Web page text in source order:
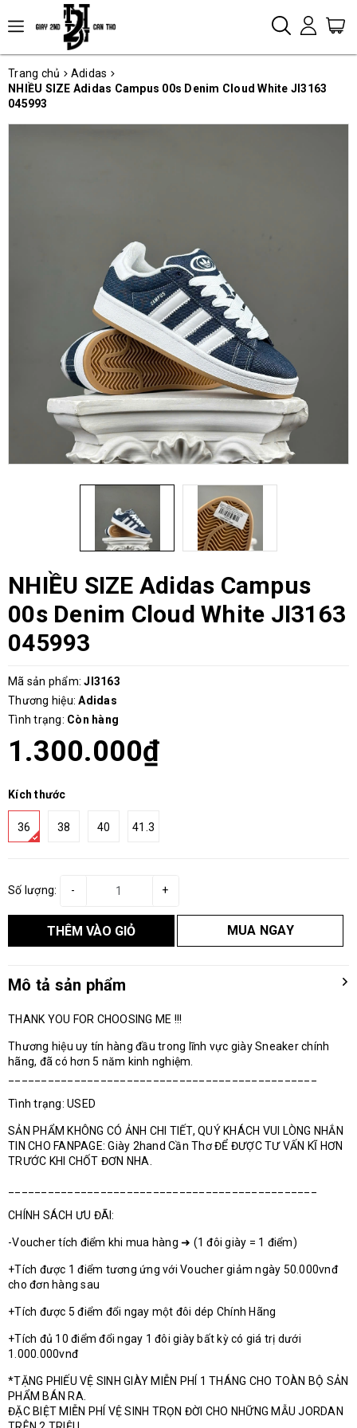
Trang chủ
Adidas
NHIỀU SIZE Adidas Campus 00s Denim Cloud White JI3163
045993
NHIỀU SIZE Adidas Campus
00s Denim Cloud White JI3163
045993
Mã sản phẩm: JI3163
Thương hiệu: Adidas
Tình trạng: Còn hàng
1.300.000₫
Kích thước
36 38 40 41.3
Số lượng: +
-
THÊM VÀO GIỎ MUA NGAY
Mô tả sản phẩm
THANK YOU FOR CHOOSING ME !!!
Thương hiệu uy tín hàng đầu trong lĩnh vực giày Sneaker chính
hãng, đã có hơn 5 năm kinh nghiệm.
Tình trạng: USED
SẢN PHẨM KHÔNG CÓ ẢNH CHI TIẾT, QUÝ KHÁCH VUI LÒNG NHẮN
TIN CHO FANPAGE: Giày 2hand Cần Thơ ĐỂ ĐƯỢC TƯ VẤN KĨ HƠN
TRƯỚC KHI CHỐT ĐƠN NHA.
CHÍNH SÁCH ƯU ĐÃI:
-Voucher tích điểm khi mua hàng ➜ (1 đôi giày = 1 điểm)
+Tích được 1 điểm tương ứng với Voucher giảm ngày 50.000vnđ
cho đơn hàng sau
+Tích được 5 điểm đổi ngay một đôi dép Chính Hãng
+Tích đủ 10 điểm đổi ngay 1 đôi giày bất kỳ có giá trị dưới
1.000.000vnđ
*TẶNG PHIẾU VỆ SINH GIÀY MIỄN PHÍ 1 THÁNG CHO TOÀN BỘ SẢN
PHẨM BÁN RA.
ĐẶC BIỆT MIỄN PHÍ VỆ SINH TRỌN ĐỜI CHO NHỮNG MẪU JORDAN